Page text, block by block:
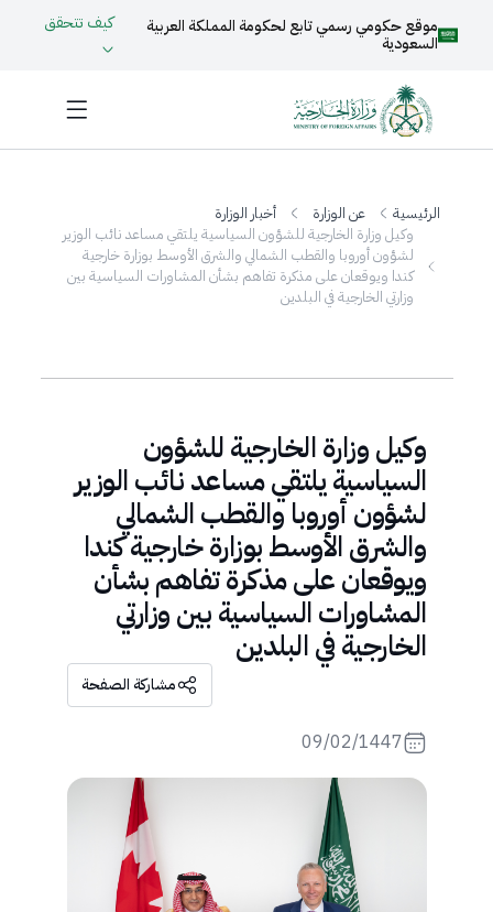
موقع حكومي رسمي تابع لحكومة المملكة العربية
السعودية
كيف تتحقق
الرئيسية عن الوزارة
أخبار الوزارة
وكيل وزارة الخارجية للشؤون السياسية يلتقي مساعد نائب الوزير
لشؤون أوروبا والقطب الشمالي والشرق الأوسط بوزارة خارجية
كندا ويوقعان على مذكرة تفاهم بشأن المشاورات السياسية بين
وزارتي الخارجية في البلدين
وكيل وزارة الخارجية للشؤون
السياسية يلتقي مساعد نائب الوزير
لشؤون أوروبا والقطب الشمالي
والشرق الأوسط بوزارة خارجية كندا
ويوقعان على مذكرة تفاهم بشأن
المشاورات السياسية بين وزارتي
الخارجية في البلدين
مشاركة الصفحة
09/02/1447